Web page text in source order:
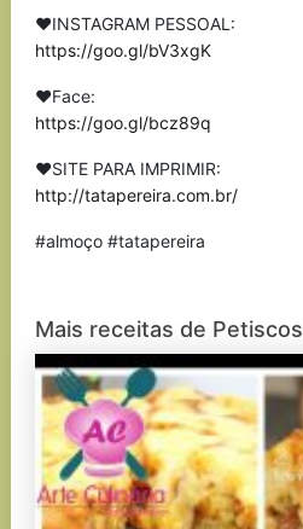
❤INSTAGRAM PESSOAL:
https://goo.gl/bV3xgK
❤Face:
https://goo.gl/bcz89q
❤SITE PARA IMPRIMIR:
http://tatapereira.com.br/
#almoço #tatapereira
Mais receitas de Petiscos